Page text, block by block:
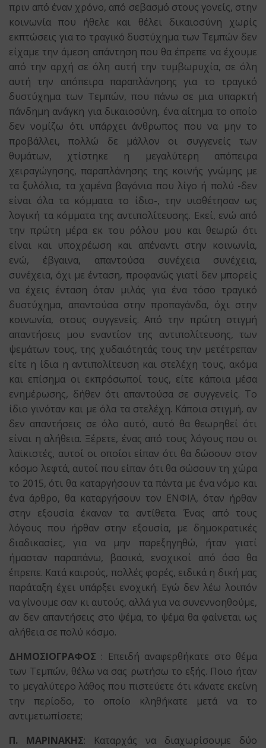
πριν από έναν χρόνο, από σεβασμό στους γονείς, στην
κοινωνία που ήθελε και θέλει δικαιοσύνη χωρίς
εκπτώσεις για το τραγικό δυστύχημα των Τεμπών δεν
είχαμε την άμεση απάντηση που θα έπρεπε να έχουμε
από την αρχή σε όλη αυτή την τυμβωρυχία, σε όλη
αυτή την απόπειρα παραπλάνησης για το τραγικό
δυστύχημα των Τεμπών, που πάνω σε μια υπαρκτή
πάνδημη ανάγκη για δικαιοσύνη, ένα αίτημα το οποίο
δεν νομίζω ότι υπάρχει άνθρωπος που να μην το
προβάλλει, πολλώ δε μάλλον οι συγγενείς των
θυμάτων, χτίστηκε η μεγαλύτερη απόπειρα
χειραγώγησης, παραπλάνησης της κοινής γνώμης με
τα ξυλόλια, τα χαμένα βαγόνια που λίγο ή πολύ -δεν
είναι όλα τα κόμματα το ίδιο-, την υιοθέτησαν ως
λογική τα κόμματα της αντιπολίτευσης. Εκεί, ενώ από
την πρώτη μέρα εκ του ρόλου μου και θεωρώ ότι
είναι και υποχρέωση και απέναντι στην κοινωνία,
ενώ, έβγαινα, απαντούσα συνέχεια συνέχεια,
συνέχεια, όχι με ένταση, προφανώς γιατί δεν μπορείς
να έχεις ένταση όταν μιλάς για ένα τόσο τραγικό
δυστύχημα, απαντούσα στην προπαγάνδα, όχι στην
κοινωνία, στους συγγενείς. Από την πρώτη στιγμή
απαντήσεις μου εναντίον της αντιπολίτευσης, των
ψεμάτων τους, της χυδαιότητάς τους την μετέτρεπαν
είτε η ίδια η αντιπολίτευση και στελέχη τους, ακόμα
και επίσημα οι εκπρόσωποί τους, είτε κάποια μέσα
ενημέρωσης, δήθεν ότι απαντούσα σε συγγενείς. Το
ίδιο γινόταν και με όλα τα στελέχη. Κάποια στιγμή, αν
δεν απαντήσεις σε όλο αυτό, αυτό θα θεωρηθεί ότι
είναι η αλήθεια. Ξέρετε, ένας από τους λόγους που οι
λαϊκιστές, αυτοί οι οποίοι είπαν ότι θα δώσουν στον
κόσμο λεφτά, αυτοί που είπαν ότι θα σώσουν τη χώρα
το 2015, ότι θα καταργήσουν τα πάντα με ένα νόμο και
ένα άρθρο, θα καταργήσουν τον ΕΝΦΙΑ, όταν ήρθαν
στην εξουσία έκαναν τα αντίθετα. Ένας από τους
λόγους που ήρθαν στην εξουσία, με δημοκρατικές
διαδικασίες, για να μην παρεξηγηθώ, ήταν γιατί
ήμασταν παραπάνω, βασικά, ενοχικοί από όσο θα
έπρεπε. Κατά καιρούς, πολλές φορές, ειδικά η δική μας
παράταξη έχει υπάρξει ενοχική. Εγώ δεν λέω λοιπόν
να γίνουμε σαν κι αυτούς, αλλά για να συνεννοηθούμε,
αν δεν απαντήσεις στο ψέμα, το ψέμα θα φαίνεται ως
αλήθεια σε πολύ κόσμο.
ΔΗΜΟΣΙΟΓΡΑΦΟΣ : Επειδή αναφερθήκατε στο θέμα
των Τεμπών, θέλω να σας ρωτήσω το εξής. Ποιο ήταν
το μεγαλύτερο λάθος που πιστεύετε ότι κάνατε εκείνη
την περίοδο, το οποίο κληθήκατε μετά να το
αντιμετωπίσετε;
Π. ΜΑΡΙΝΑΚΗΣ: Καταρχάς να διαχωρίσουμε δύο